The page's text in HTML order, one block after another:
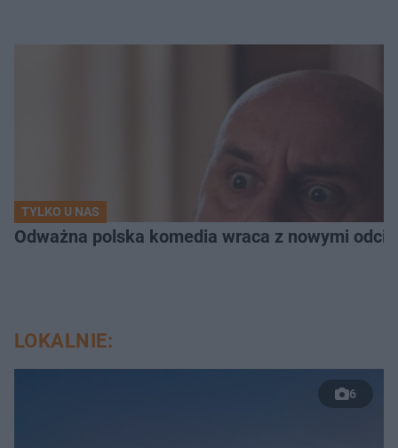
TYLKO U NAS
Odważna polska komedia wraca z nowymi
LOKALNIE:
6